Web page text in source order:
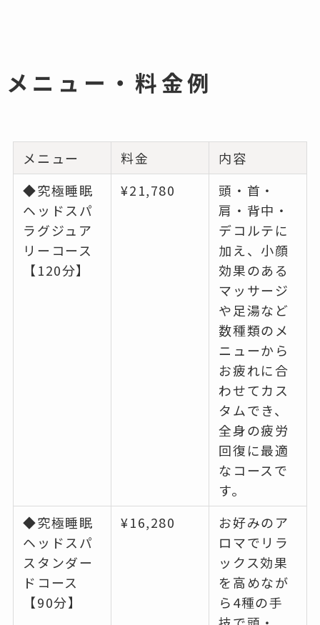
メニュー・料金例
メニュー 料金
内容
◆究極睡眠
ヘッドスパ
ラグジュア
リーコース
【120分】
¥21,780
頭・首・
肩・背中・
デコルテに
加え、小顔
効果のある
マッサージ
や足湯など
数種類のメ
ニューから
お疲れに合
わせてカス
タムでき、
全身の疲労
回復に最適
なコースで
す。
◆究極睡眠
ヘッドスパ
スタンダー
ドコース
【90分】
¥16,280
お好みのア
ロマでリラ
ックス効果
を高めなが
ら4種の手